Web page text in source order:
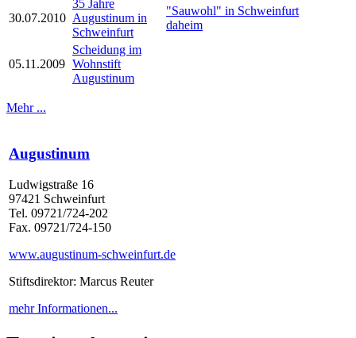
30.07.2010
35 Jahre
Augustinum in
Schweinfurt
"Sauwohl" in Schweinfurt
daheim
05.11.2009
Scheidung im
Wohnstift
Augustinum
Mehr ...
Augustinum
Ludwigstraße 16
97421 Schweinfurt
Tel. 09721/724-202
Fax. 09721/724-150
www.augustinum-schweinfurt.de
Stiftsdirektor: Marcus Reuter
mehr Informationen...